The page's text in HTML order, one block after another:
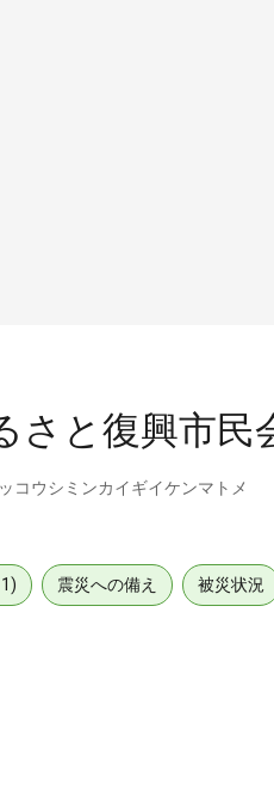
さと復興市
コウシミンカイギイケンマトメ
震災への備え 被災状況